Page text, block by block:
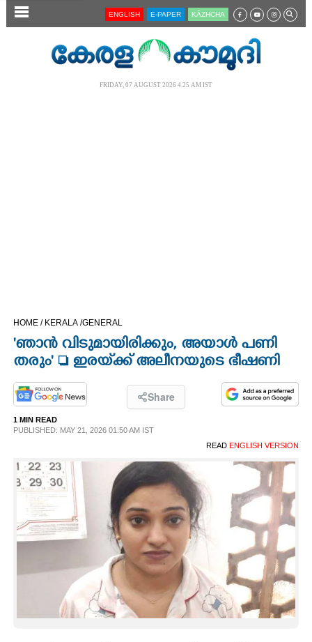
SECTIONS
CINEMA
OPINION
PHOTOS
SPIRITUAL
INFO+
ENGLISH E-PAPER KĀZHCHA
FRIDAY, 07 AUGUST 2026 4.25 AM IST
HOME / KERALA /GENERAL
'ഞാൻ വിടുമായിരിക്കും, അയാൾ പണി
തരും'  ഇരയ്‌ക്ക് അലീനയുടെ ഭീഷണി
Share
1 MIN READ
PUBLISHED: MAY 21, 2026 01:50 AM IST
READ ENGLISH VERSION